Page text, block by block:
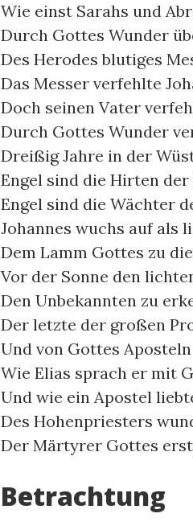
Wie einst Sarahs und
Durch Gottes Wunder
Des Herodes blutiges
Das Messer verfehlte
Doch seinen Vater
Durch Gottes Wunder
Dreißig Jahre in der
Engel sind die Hirten
Engel sind die Wächter
Johannes wuchs auf als
Dem Lamm Gottes zu
Vor der Sonne den
Den Unbekannten zu
Der letzte der großen
Und von Gottes
Wie Elias sprach er mit
Und wie ein Apostel
Des Hohenpriesters
Der Märtyrer Gottes
Betrachtung